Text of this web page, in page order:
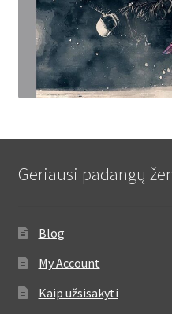
Geriausi padangų
Blog
My Account
Kaip užsisakyti